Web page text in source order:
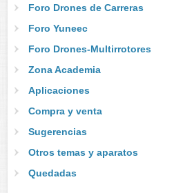
Foro Drones de Carreras
Foro Yuneec
Foro Drones-Multirrotores
Zona Academia
Aplicaciones
Compra y venta
Sugerencias
Otros temas y aparatos
Quedadas